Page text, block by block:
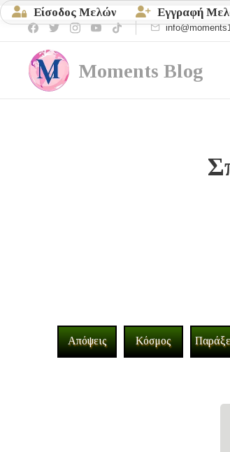
Είσοδος Μελών Εγγραφή
Moments Blog
Απόψεις Κόσμος